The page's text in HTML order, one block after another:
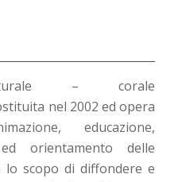
– corale
nel 2002 ed opera
educazione,
orientamento delle
lo scopo di diffondere e